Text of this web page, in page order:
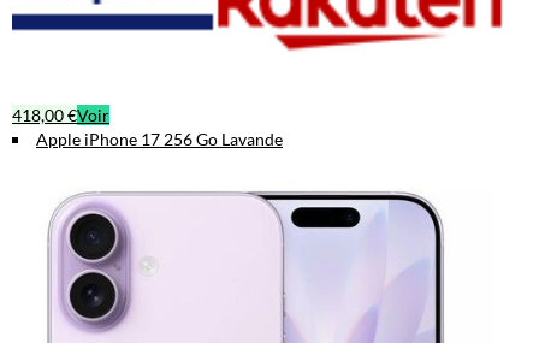
418,00 €Voir
Apple iPhone 17 256 Go Lavande